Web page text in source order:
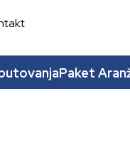
Paket